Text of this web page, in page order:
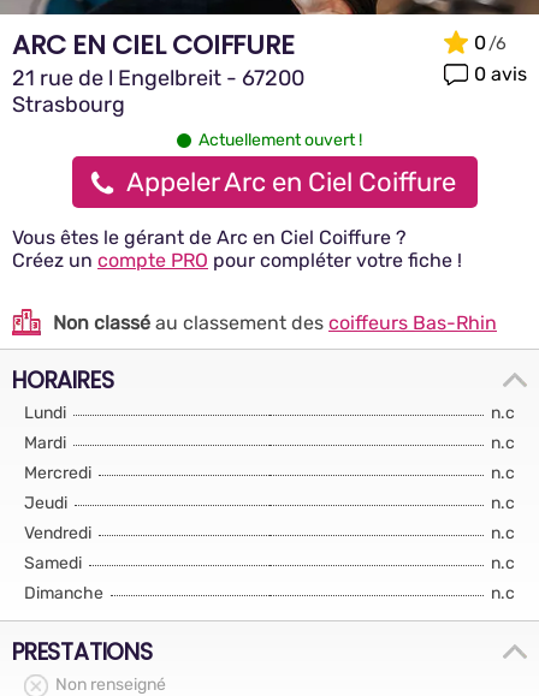
ARC EN CIEL COIFFURE
21 rue de l Engelbreit - 67200
Strasbourg
0
0 avis
Actuellement ouvert !
Appeler Arc en Ciel Coiffure
Vous êtes le gérant de Arc en Ciel Coiffure ?
Créez un compte PRO pour compléter votre fiche !
Non classé au classement des coiffeurs Bas-Rhin
HORAIRES
Lundi
n.c
Mardi
n.c
Mercredi
n.c
Jeudi
n.c
Vendredi
n.c
Samedi
n.c
Dimanche
n.c
PRESTATIONS
Non renseigné